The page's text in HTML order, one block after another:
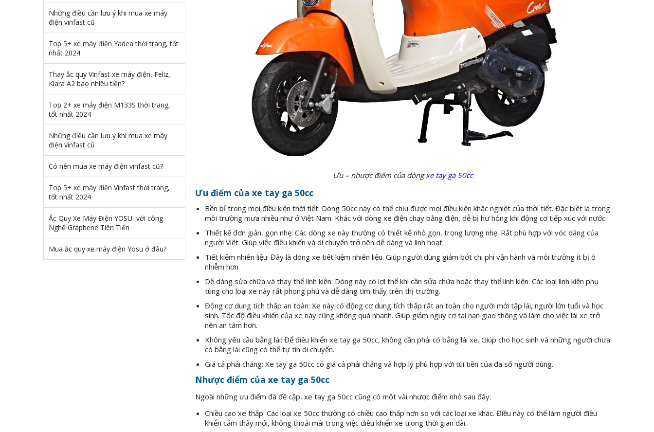
Ưu – nhược điểm của dòngxe tay ga 50cc
Ưu điểm của xe tay ga 50cc
Bền bỉ trong mọi điều kiện thời tiết: Dòng 50cc này có thể chịu được mọi điều kiện khắc nghiệt của thời tiết. Đặc biệt là trong
môi trường mưa nhiều như ở Việt Nam. Khác với dòng xe điện chạy bằng điện, dễ bị hư hỏng khi động cơ tiếp xúc với nước.
Thiết kế đơn giản, gọn nhẹ: Các dòng xe này thường có thiết kế nhỏ gọn, trọng lượng nhẹ. Rất phù hợp với vóc dáng của
người Việt. Giúp việc điều khiển và di chuyển trở nên dễ dàng và linh hoạt.
Tiết kiệm nhiên liệu: Đây là dòng xe tiết kiệm nhiên liệu. Giúp người dùng giảm bớt chi phí vận hành và môi trường ít bị ô
nhiễm hơn.
Dễ dàng sửa chữa và thay thế linh kiện: Dòng này có lợi thế khi cần sửa chữa hoặc thay thế linh kiện. Các loại linh kiện phụ
tùng cho loại xe này rất phong phú và dễ dàng tìm thấy trên thị trường.
Động cơ dung tích thấp an toàn: Xe này có động cơ dung tích thấp rất an toàn cho người mới tập lái, người lớn tuổi và học
sinh. Tốc độ điều khiển của xe này cũng không quá nhanh. Giúp giảm nguy cơ tai nạn giao thông và làm cho việc lái xe trở
nên an tâm hơn.
Không yêu cầu bằng lái: Để điều khiển xe tay ga 50cc, không cần phải có bằng lái xe. Giúp cho học sinh và những người chưa
có bằng lái cũng có thể tự tin di chuyển.
Giá cả phải chăng: Xe tay ga 50cc có giá cả phải chăng và hợp lý phù hợp với túi tiền của đa số người dùng.
Nhược điểm của xe tay ga 50cc
Ngoài những ưu điểm đã đề cập, xe tay ga 50cc cũng có một vài nhược điểm nhỏ sau đây:
Chiều cao xe thấp: Các loại xe 50cc thường có chiều cao thấp hơn so với các loại xe khác. Điều này có thể làm người điều
khiển cảm thấy mỏi, không thoải mái trong việc điều khiển xe trong thời gian dài.
Những điều cần lưu ý khi mua xe máy
điện vinfast cũ
Top 5+ xe máy điện Yadea thời trang, tốt
nhất 2024
Thay ắc quy Vinfast xe máy điện, Feliz,
Klara A2 bao nhiêu tiền?
Top 2+ xe máy điện M133S thời trang,
tốt nhất 2024
Những điều cần lưu ý khi mua xe máy
điện vinfast cũ
Có nên mua xe máy điện vinfast cũ?
Top 5+ xe máy điện Vinfast thời trang,
tốt nhất 2024
Ắc Quy Xe Máy Điện YOSU với công
Nghệ Graphene Tiên Tiến
Mua ắc quy xe máy điện Yosu ở đâu?